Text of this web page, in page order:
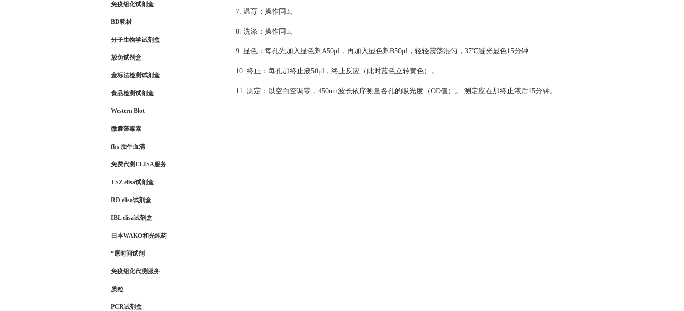
免疫组化试剂盒
BD耗材
分子生物学试剂盒
放免试剂盒
金标法检测试剂盒
食品检测试剂盒
Western Blot
微囊藻毒素
fbs 胎牛血清
免费代测ELISA服务
TSZ elisa试剂盒
RD elisa试剂盒
IBL elisa试剂盒
日本WAKO和光纯药
*原时间试剂
免疫组化代测服务
质粒
PCR试剂盒
7. 温育：操作同3。
8. 洗涤：操作同5。
9. 显色：每孔先加入显色剂A50μl，再加入显色剂B50μl，轻轻震荡混匀，37℃避光显色15分钟.
10. 终止：每孔加终止液50μl，终止反应（此时蓝色立转黄色）。
11. 测定：以空白空调零，450nm波长依序测量各孔的吸光度（OD值）。 测定应在加终止液后15分钟。